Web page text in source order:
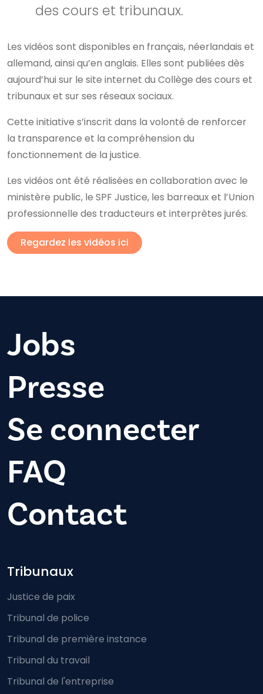
des cours et tribunaux.
Les vidéos sont disponibles en français, néerlandais et
allemand, ainsi qu’en anglais. Elles sont publiées dès
aujourd’hui sur le site internet du Collège des cours et
tribunaux et sur ses réseaux sociaux.
Cette initiative s’inscrit dans la volonté de renforcer
la transparence et la compréhension du
fonctionnement de la justice.
Les vidéos ont été réalisées en collaboration avec le
ministère public, le SPF Justice, les barreaux et l’Union
professionnelle des traducteurs et interprètes jurés.
Regardez les vidéos ici
Jobs
Presse
Se connecter
FAQ
Contact
Footer-menu
Tribunaux
Justice de paix
Tribunal de police
Tribunal de première instance
Tribunal du travail
Tribunal de l'entreprise